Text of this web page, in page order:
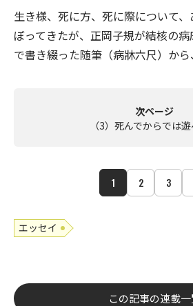
生き様、死に方、死に際について
ぼってきたが、正岡子規が結核の
で書き綴った随筆（病牀六尺）から
次ページ
（3）死んでからでは
1 2 3
エッセイ
この記事の連載一